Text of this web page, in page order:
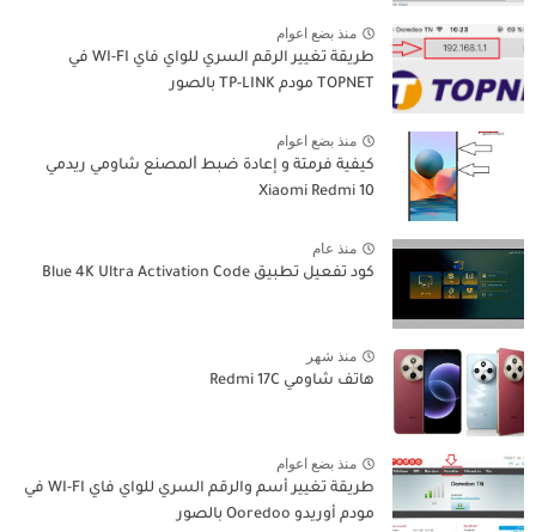
منذ بضع اعوام
طريقة تغيير الرقم السري للواي فاي WI-FI في
TOPNET مودم TP-LINK بالصور
منذ بضع اعوام
كيفية فرمتة و إعادة ﺿﺒﻂ ﺍﻟﻤﺼﻨﻊ شاومي ريدمي
Xiaomi Redmi 10
منذ عام
كود تفعيل تطبيق Blue 4K Ultra Activation Code
منذ شهر
هاتف شاومي Redmi 17C
منذ بضع اعوام
طريقة تغيير أسم والرقم السري للواي فاي WI-FI في
مودم أوريدو Ooredoo بالصور